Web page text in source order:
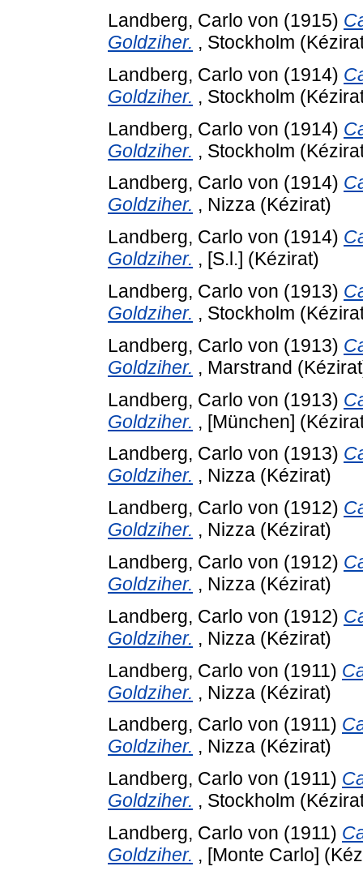
Landberg, Carlo von (1915)
Goldziher. , Stockholm
Landberg, Carlo von (1914)
Goldziher. , Stockholm
Landberg, Carlo von (1914)
Goldziher. , Stockholm
Landberg, Carlo von (1914)
Goldziher. , Nizza (Kézirat)
Landberg, Carlo von (1914)
Goldziher. , [S.l.] (Kézirat)
Landberg, Carlo von (1913)
Goldziher. , Stockholm
Landberg, Carlo von (1913)
Goldziher. , Marstrand
Landberg, Carlo von (1913)
Goldziher. , [München]
Landberg, Carlo von (1913)
Goldziher. , Nizza (Kézirat)
Landberg, Carlo von (1912)
Goldziher. , Nizza (Kézirat)
Landberg, Carlo von (1912)
Goldziher. , Nizza (Kézirat)
Landberg, Carlo von (1912)
Goldziher. , Nizza (Kézirat)
Landberg, Carlo von (1911)
Goldziher. , Nizza (Kézirat)
Landberg, Carlo von (1911)
Goldziher. , Nizza (Kézirat)
Landberg, Carlo von (1911)
Goldziher. , Stockholm
Landberg, Carlo von (1911)
Goldziher. , [Monte Carlo]